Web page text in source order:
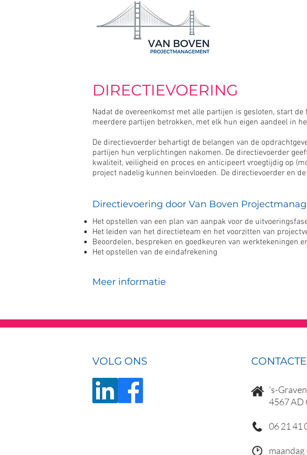
DIRECTIEVOERING
Nadat de overeenkomst met alle partijen is gesloten, start
meerdere partijen betrokken, met elk hun eigen aandeel in
De directievoerder behartigt de belangen van de
partijen hun verplichtingen nakomen. De directievoerder
kwaliteit, veiligheid en proces en anticipeert vroegtijdig op
project nadelig kunnen beïnvloeden. De directievoerder en
Directievoering door Van Boven
Het opstellen van een plan van aanpak voor de
Het leiden van het directieteam en het voorzitten van
Beoordelen, bespreken en goedkeuren van werktekeningen
Het opstellen van de eindafrekening
Meer informatie
VOLG ONS
's-
4567 AD
06 21 41